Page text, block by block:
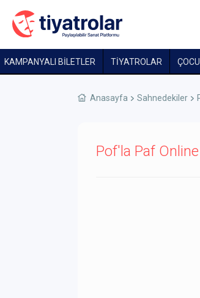
KAMPANYALI BİLETLER TİYATROLAR
Anasayfa Sahnedekiler
Pof'la Paf